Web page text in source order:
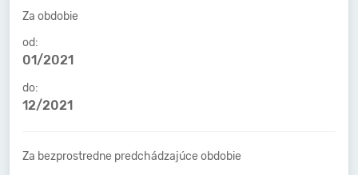
Za obdobie
od:
01/2021
do:
12/2021
Za bezprostredne predchádzajúce obdobie